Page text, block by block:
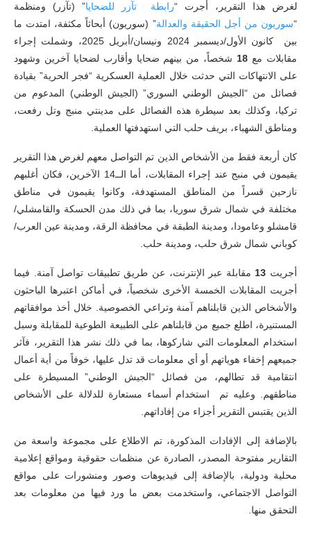
لغرض هذا التقرير، أجرت “رابطة تآزر للضحايا” (تآزر) ومنظمة
“سوريون من أجل الحقيقة والعدالة” (سوريون) أبحاثاً مكثفة، امتدت ما
بين كانون الأول/ديسمبر 2024 ونيسان/أبريل 2025، وشملت إجراء
مقابلات مع 18شخصاً، من بينهم ضحايا وأقارب لضحايا آخرين وشهود
على الانتهاكات التي حدثت خلال العملية العسكرية “فجر الحرية” بقيادة
فصائل من “الجيش الوطني السوري” (الجيش الوطني) المدعوم من
تركيا، وكذلك بعد سيطرة هذه الفصائل على مدينتي منبج وتل رفعت،
ومناطق الشهباء، بريف حلب التي استهدفتها العملية.
كان أربعة فقط من الأشخاص الذين تم التواصل معهم لغرض هذا التقرير
يقيمون في منبج عند إجراء المقابلات، أما الــ14 الآخرين، فكان أغلبهم
نازحين قسراً من المناطق المستهدفة، وكانوا يقيمون في مناطق
مختلفة في شمال شرق سوريا، بما في ذلك مدن الحسكة والقامشلي/
قامشلو وعامودا، ومدينة الطبقة في محافظة الرقة، ومدينة عين العرب/
كوباني شمال شرق حلب، ومدينة حلب.
أجريت 13مقابلة عبر الإنترنت، عن طريق تطبيقات تواصل آمنة. فيما
أجريت المقابلات الخمسة الأخرى شخصياً، في أماكن اعتبرها الباحثون
والأشخاص الذين قابلناهم آمنة وتراعي الخصوصية. خلال أخذ موافقاتهم
المستنيرة، اطلع جميع من قابلناهم على الطبيعة الطوعية للمقابلة وسبل
استخدام المعلومات التي شاركوها، بما في ذلك نشر هذا التقرير، فآثر
جميعهم إخفاء هوياتهم أو أي معلومات قد تدل عليها، خوفاً من أية أعمال
انتقامية قد تطالهم، من فصائل “الجيش الوطني” المسيطرة على
مناطقهم. وعليه تم استخدام أسماء مستعارة للدلالة على الأشخاص
الذين يقتبس التقرير أجزاء من إفاداتهم.
بالإضافة إلى الإفادات المذكورة، تم الاطلاع على مجموعة واسعة من
التقارير مفتوحة المصدر، الصادرة عن منظمات حقوقية ومواقع إعلامية
محلية ودولية، بالإضافة إلى فيديوهات وصور ومنشورات على مواقع
التواصل الاجتماعي، واستخدمت بعض ما ورد فيها من معلومات بعد
التحقق منها.